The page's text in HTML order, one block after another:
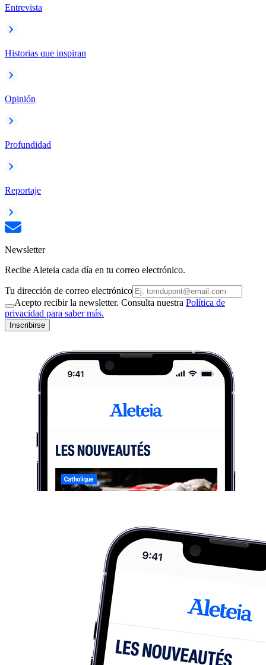
Entrevista
Historias que inspiran
Opinión
Profundidad
Reportaje
Newsletter
Recibe Aleteia cada día en tu correo electrónico.
Tu dirección de correo electrónico
Acepto recibir la newsletter. Consulta nuestra Política de
privacidad para saber más.
Inscribirse